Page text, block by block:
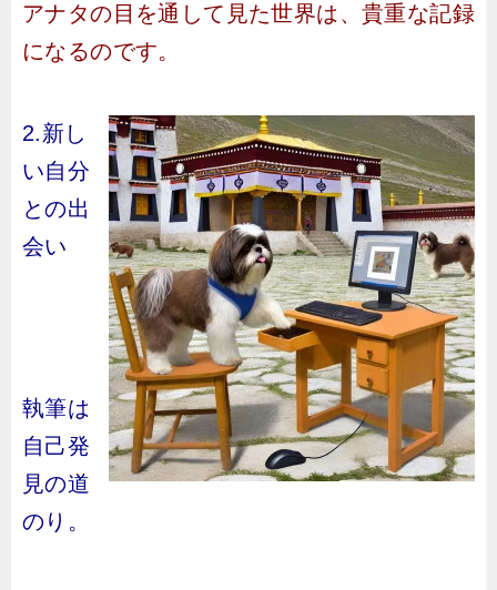
アナタの目を通して見た世界は、貴重な記録
になるのです。
2.新し
い自分
との出
会い
執筆は
自己発
見の道
のり。